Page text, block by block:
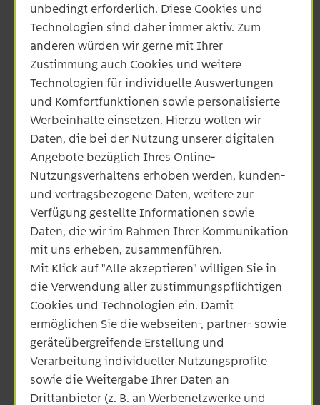
Biogas in unser Netz stellen?
Wir werden diskriminierungsfrei und fristgerecht
alle Einspeisebegehren prüfen und dazu
beitragen, eine zunehmende Integration von
Biogas in unser Erdgasnetz zu ermöglichen.
Nehmen Sie gerne Kontakt mit uns auf über
netzplanung-gas@netze-odr.de
Netze ODR GmbH
unbedingt erforderlich. Diese Cookies und
Technologien sind daher immer aktiv. Zum
anderen würden wir gerne mit Ihrer
Zustimmung auch Cookies und weitere
Technologien für individuelle Auswertungen
und Komfortfunktionen sowie personalisierte
Werbeinhalte einsetzen. Hierzu wollen wir
Daten, die bei der Nutzung unserer digitalen
Angebote bezüglich Ihres Online-
Nutzungsverhaltens erhoben werden, kunden-
und vertragsbezogene Daten, weitere zur
Verfügung gestellte Informationen sowie
Daten, die wir im Rahmen Ihrer Kommunikation
mit uns erheben, zusammenführen.
Mit Klick auf "Alle akzeptieren" willigen Sie in
die Verwendung aller zustimmungspflichtigen
Cookies und Technologien ein. Damit
ermöglichen Sie die webseiten-, partner- sowie
geräteübergreifende Erstellung und
Verarbeitung individueller Nutzungsprofile
sowie die Weitergabe Ihrer Daten an
Drittanbieter (z. B. an Werbenetzwerke und